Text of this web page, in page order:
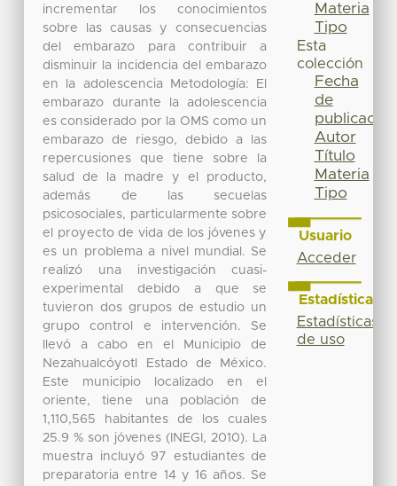
incrementar los conocimientos
sobre las causas y consecuencias
del embarazo para contribuir a
disminuir la incidencia del embarazo
en la adolescencia Metodología: El
embarazo durante la adolescencia
es considerado por la OMS como un
embarazo de riesgo, debido a las
repercusiones que tiene sobre la
salud de la madre y el producto,
además de las secuelas
psicosociales, particularmente sobre
el proyecto de vida de los jóvenes y
es un problema a nivel mundial. Se
realizó una investigación cuasi-
experimental debido a que se
tuvieron dos grupos de estudio un
grupo control e intervención. Se
llevó a cabo en el Municipio de
Nezahualcóyotl Estado de México.
Este municipio localizado en el
oriente, tiene una población de
1,110,565 habitantes de los cuales
25.9 % son jóvenes (INEGI, 2010). La
muestra incluyó 97 estudiantes de
preparatoria entre 14 y 16 años. Se
Materia
Tipo
Esta
colección
Fecha
de
publicación
Autor
Título
Materia
Tipo
Usuario
Acceder
Estadísticas
Estadísticas
de uso